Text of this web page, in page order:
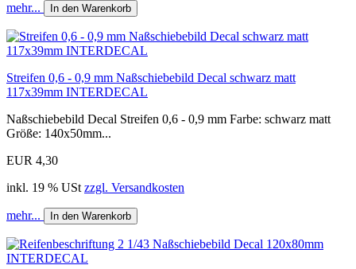
mehr... In den Warenkorb
Streifen 0,6 - 0,9 mm Naßschiebebild Decal schwarz matt
117x39mm INTERDECAL
Naßschiebebild Decal Streifen 0,6 - 0,9 mm Farbe: schwarz matt
Größe: 140x50mm...
EUR 4,30
inkl. 19 % USt zzgl. Versandkosten
mehr... In den Warenkorb